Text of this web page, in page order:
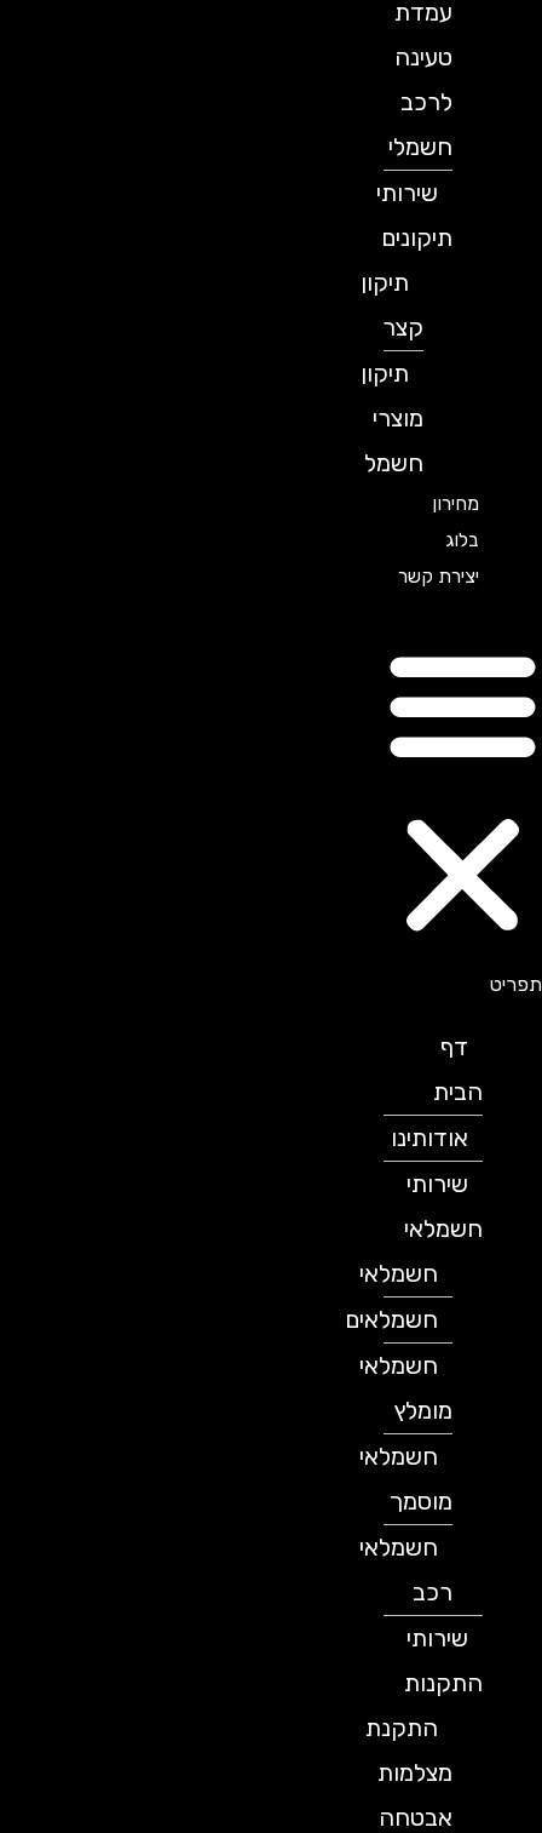
עמדת
טעינה
לרכב
חשמלי
שירותי
תיקונים
תיקון
תיקון
מוצרי
חשמל
מחירון
יצירת קשר
הבית
אודותינו
שירותי
חשמלאי
חשמלאי
חשמלאים
חשמלאי
מומלץ
חשמלאי
מוסמך
חשמלאי
שירותי
התקנות
התקנת
מצלמות
אבטחה